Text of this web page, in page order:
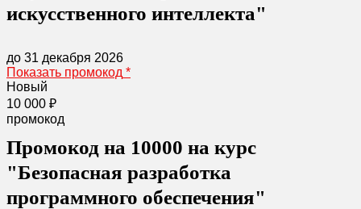
искусственного интеллекта"
до 31 декабря 2026
Показать промокод *
Новый
10 000 ₽
промокод
Промокод на 10000 на курс
"Безопасная разработка
программного обеспечения"